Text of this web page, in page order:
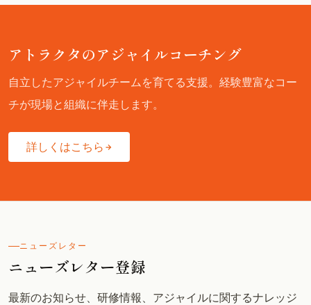
アトラクタのアジャイルコーチング
自立したアジャイルチームを育てる支援。経験豊富なコー
チが現場と組織に伴走します。
詳しくはこちら
ニューズレター
ニューズレター登録
最新のお知らせ、研修情報、アジャイルに関するナレッジ